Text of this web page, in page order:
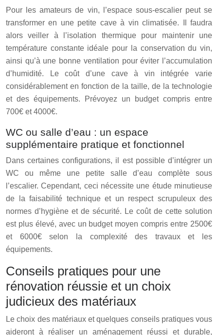
Pour les amateurs de vin, l’espace sous-escalier peut se
transformer en une petite cave à vin climatisée. Il faudra
alors veiller à l’isolation thermique pour maintenir une
température constante idéale pour la conservation du vin,
ainsi qu’à une bonne ventilation pour éviter l’accumulation
d’humidité. Le coût d’une cave à vin intégrée varie
considérablement en fonction de la taille, de la technologie
et des équipements. Prévoyez un budget compris entre
700€ et 4000€.
WC ou salle d’eau : un espace
supplémentaire pratique et fonctionnel
Dans certaines configurations, il est possible d’intégrer un
WC ou même une petite salle d’eau complète sous
l’escalier. Cependant, ceci nécessite une étude minutieuse
de la faisabilité technique et un respect scrupuleux des
normes d’hygiène et de sécurité. Le coût de cette solution
est plus élevé, avec un budget moyen compris entre 2500€
et 6000€ selon la complexité des travaux et les
équipements.
Conseils pratiques pour une
rénovation réussie et un choix
judicieux des matériaux
Le choix des matériaux et quelques conseils pratiques vous
aideront à réaliser un aménagement réussi et durable,